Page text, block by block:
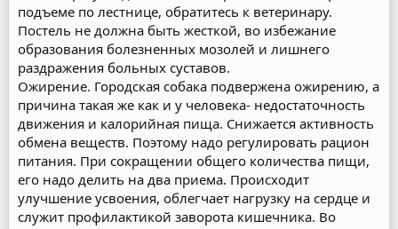
подъеме по лестнице, обратитесь к ветеринару.
Постель не должна быть жесткой, во избежание
образования болезненных мозолей и лишнего
раздражения больных суставов.
Ожирение. Городская собака подвержена ожирению, а
причина такая же как и у человека- недостаточность
движения и калорийная пища. Снижается активность
обмена веществ. Поэтому надо регулировать рацион
питания. При сокращении общего количества пищи,
его надо делить на два приема. Происходит
улучшение усвоения, облегчает нагрузку на сердце и
служит профилактикой заворота кишечника. Во